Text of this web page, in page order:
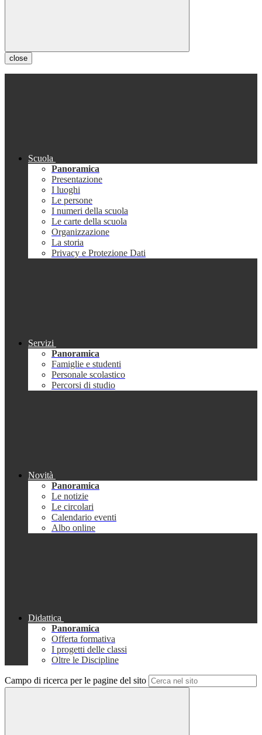
close
Scuola
Panoramica
Presentazione
I luoghi
Le persone
I numeri della scuola
Le carte della scuola
Organizzazione
La storia
Privacy e Protezione Dati
Servizi
Panoramica
Famiglie e studenti
Personale scolastico
Percorsi di studio
Novità
Panoramica
Le notizie
Le circolari
Calendario eventi
Albo online
Didattica
Panoramica
Offerta formativa
I progetti delle classi
Oltre le Discipline
Campo di ricerca per le pagine del sito